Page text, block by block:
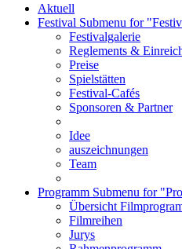
Aktuell
Festival Submenu for
Festivalgalerie
Reglements &
Preise
Spielstätten
Festival-Cafés
Sponsoren & Partner
Idee
auszeichnungen
Team
Programm Submenu for
Übersicht
Filmreihen
Jurys